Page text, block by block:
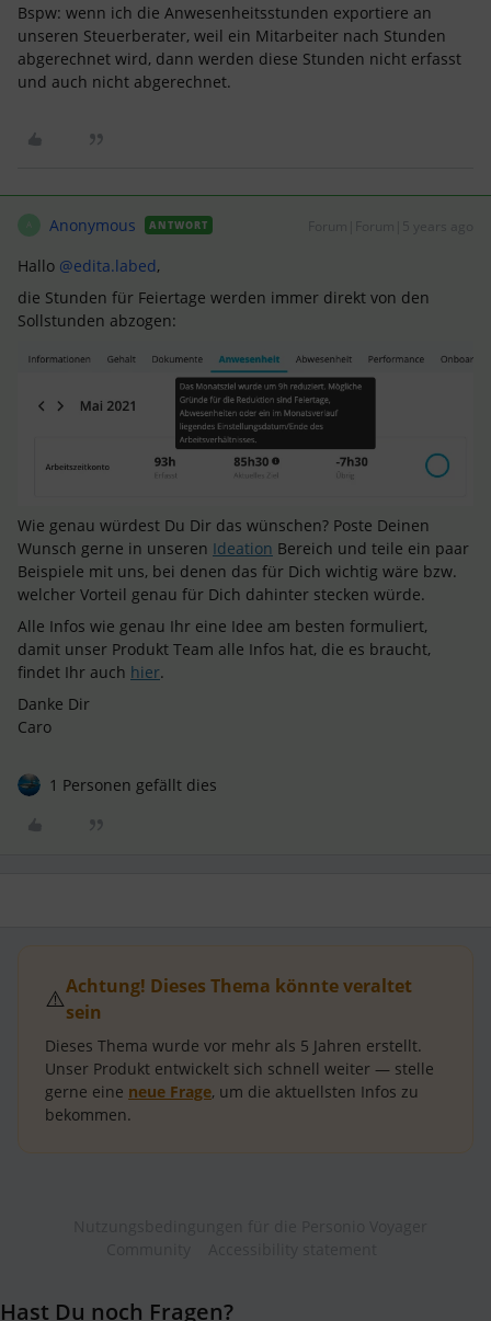
Bspw: wenn ich die Anwesenheitsstunden exportiere an
unseren Steuerberater, weil ein Mitarbeiter nach Stunden
abgerechnet wird, dann werden diese Stunden nicht erfasst
und auch nicht abgerechnet.
A Anonymous ANTWORT
Hallo @edita.labed,
die Stunden für Feiertage werden immer direkt von den
Sollstunden abzogen:
Wie genau würdest Du Dir das wünschen? Poste Deinen
Wunsch gerne in unseren Ideation Bereich und teile ein paar
Beispiele mit uns, bei denen das für Dich wichtig wäre bzw.
welcher Vorteil genau für Dich dahinter stecken würde.
Alle Infos wie genau Ihr eine Idee am besten formuliert,
damit unser Produkt Team alle Infos hat, die es braucht,
findet Ihr auch hier.
Danke Dir
Caro
1 Personen gefällt dies
⚠️Achtung! Dieses Thema könnte veraltet
sein
Dieses Thema wurde vor mehr als 5 Jahren erstellt.
Unser Produkt entwickelt sich schnell weiter — stelle
gerne eine neue Frage, um die aktuellsten Infos zu
bekommen.
Hast Du noch Fragen?